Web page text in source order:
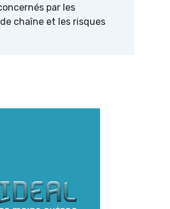
par les
chaîne et les risques